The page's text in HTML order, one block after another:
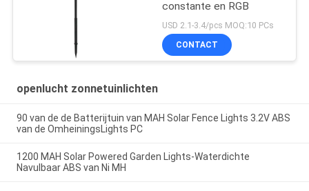
constante en RGB
USD 2.1-3.4/pcs MOQ:10 PCs
CONTACT
openlucht zonnetuinlichten
90 van de de Batterijtuin van MAH Solar Fence Lights 3.2V ABS
van de OmheiningsLights PC
1200 MAH Solar Powered Garden Lights-Waterdichte
Navulbaar ABS van Ni MH